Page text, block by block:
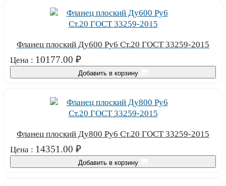
Фланец плоский Ду600 Ру6 Ст.20 ГОСТ 33259-2015
Цена : 10177.00 ₽
Добавить в корзину
Фланец плоский Ду800 Ру6 Ст.20 ГОСТ 33259-2015
Цена : 14351.00 ₽
Добавить в корзину